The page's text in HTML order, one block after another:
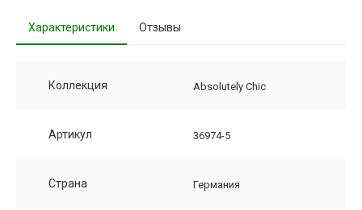
Характеристики Отзывы
Коллекция Absolutely Chic
Артикул 36974-5
Страна Германия